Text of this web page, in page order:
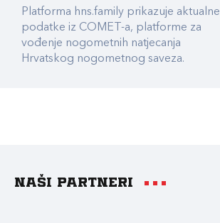
Platforma hns.family prikazuje aktualne
podatke iz COMET-a, platforme za
vođenje nogometnih natjecanja
Hrvatskog nogometnog saveza.
Naši partneri